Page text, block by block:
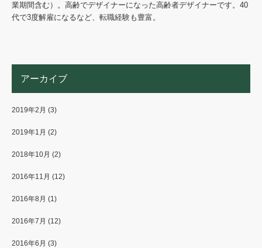
業期間含む）。高齢でデザイナーになった高齢者デザイナーです。40
代で3度解雇になるなど、転職経験も豊富。
アーカイブ
2019年2月 (3)
2019年1月 (2)
2018年10月 (2)
2016年11月 (12)
2016年8月 (1)
2016年7月 (12)
2016年6月 (3)